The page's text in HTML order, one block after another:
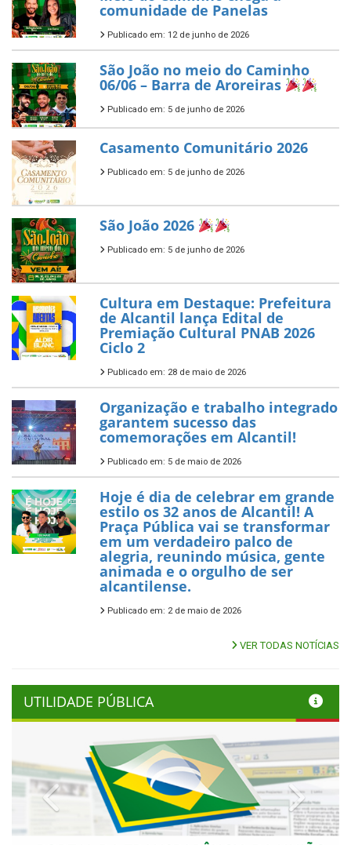
comunidade de Panelas
Publicado em: 12 de junho de 2026
São João no meio do Caminho
06/06 – Barra de Aroreiras
Publicado em: 5 de junho de 2026
Casamento Comunitário 2026
Publicado em: 5 de junho de 2026
São João 2026
Publicado em: 5 de junho de 2026
Cultura em Destaque: Prefeitura
de Alcantil lança Edital de
Premiação Cultural PNAB 2026
Ciclo 2
Publicado em: 28 de maio de 2026
Organização e trabalho integrado
garantem sucesso das
comemorações em Alcantil!
Publicado em: 5 de maio de 2026
Hoje é dia de celebrar em grande
estilo os 32 anos de Alcantil! A
Praça Pública vai se transformar
em um verdadeiro palco de
alegria, reunindo música, gente
animada e o orgulho de ser
alcantilense.
Publicado em: 2 de maio de 2026
VER TODAS NOTÍCIAS
UTILIDADE PÚBLICA
Previous Next